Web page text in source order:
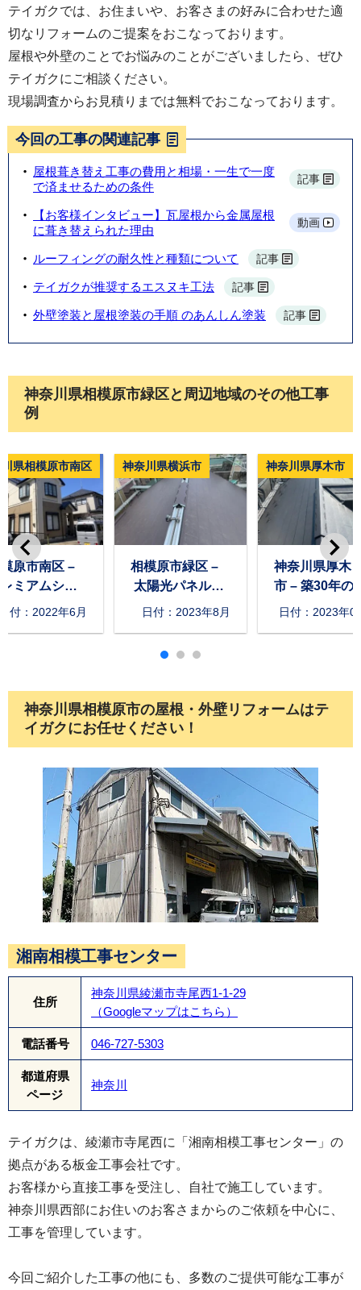
テイガクでは、お住まいや、お客さまの好みに合わせた適
切なリフォームのご提案をおこなっております。
屋根や外壁のことでお悩みのことがございましたら、ぜひ
テイガクにご相談ください。
現場調査からお見積りまでは無料でおこなっております。
今回の工事の関連記事
屋根葺き替え工事の費用と相場・一生で一度
で済ませるための条件
記事
【お客様インタビュー】瓦屋根から金属屋根
に葺き替えられた理由
動画
ルーフィングの耐久性と種類について 記事
テイガクが推奨するエスヌキ工法 記事
外壁塗装と屋根塗装の手順 のあんしん塗装 記事
神奈川県相模原市緑区と周辺地域のその他工事
例
神奈川県横浜市
相模原市緑区 –
太陽光パネル脱
着と葺き替え工
日付：2023年8月
神奈川県厚木市
神奈川県厚木
市 – 築30年の
ーマー付き屋
日付：2023年
県相模原市南区
原市南区 –
ミアムシリ
とプロテク
付：2022年6月
神奈川県相模原市の屋根・外壁リフォームはテ
イガクにお任せください！
湘南相模工事センター
住所
神奈川県綾瀬市寺尾西1-1-29
（Googleマップはこちら）
電話番号 046-727-5303
都道府県
ページ
神奈川
テイガクは、綾瀬市寺尾西に「湘南相模工事センター」の
拠点がある板金工事会社です。
お客様から直接工事を受注し、自社で施工しています。
神奈川県西部にお住いのお客さまからのご依頼を中心に、
工事を管理しています。
今回ご紹介した工事の他にも、多数のご提供可能な工事が